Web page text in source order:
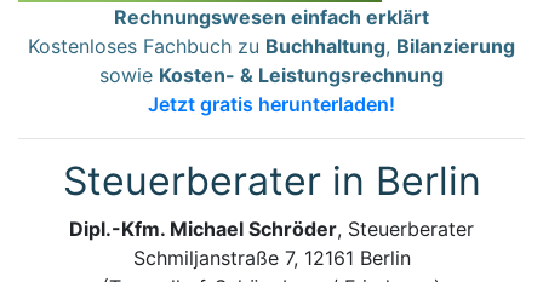
Rechnungswesen einfach erklärt
Kostenloses Fachbuch zu Buchhaltung, Bilanzierung
sowie Kosten- & Leistungsrechnung
Jetzt gratis herunterladen!
Steuerberater in Berlin
Dipl.-Kfm. Michael Schröder, Steuerberater
Schmiljanstraße 7, 12161 Berlin